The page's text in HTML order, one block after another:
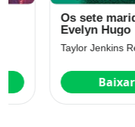
Os sete maridos de
Evelyn Hugo
Taylor Jenkins Reid
Baixar